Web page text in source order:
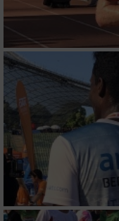
Verwendung von
personalisierter
Erstellung von
von Inhalten
Verwendung von
personalisierter
Messung der
Messung der